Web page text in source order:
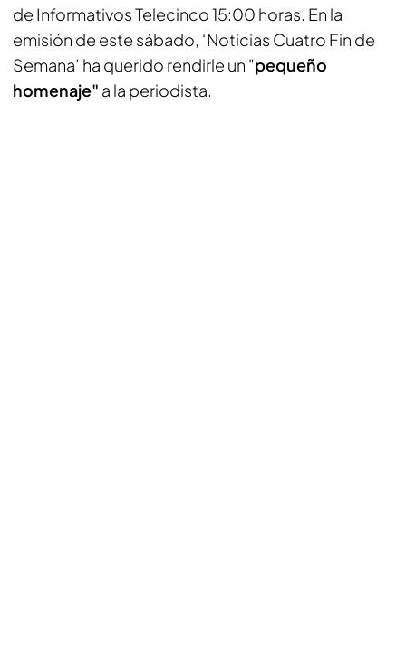
de Informativos Telecinco 15:00 horas. En la
emisión de este sábado, ‘Noticias Cuatro Fin de
Semana’ ha querido rendirle un "pequeño
homenaje" a la periodista.